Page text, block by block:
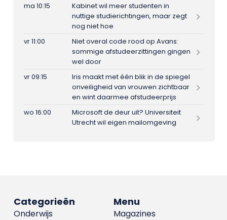
ma 10:15
Kabinet wil meer studenten in
nuttige studierichtingen, maar zegt
nog niet hoe
vr 11:00
Niet overal code rood op Avans:
sommige afstudeerzittingen gingen
wel door
vr 09:15
Iris maakt met één blik in de spiegel
onveiligheid van vrouwen zichtbaar
en wint daarmee afstudeerprijs
wo 16:00
Microsoft de deur uit? Universiteit
Utrecht wil eigen mailomgeving
Menu
Magazines
Categorieën
Onderwijs